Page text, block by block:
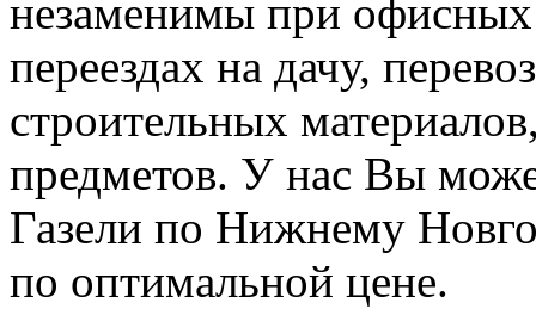
незаменимы при офисных
переездах на дачу,
строительных
предметов. У нас Вы
Газели по Нижнему
по оптимальной цене.